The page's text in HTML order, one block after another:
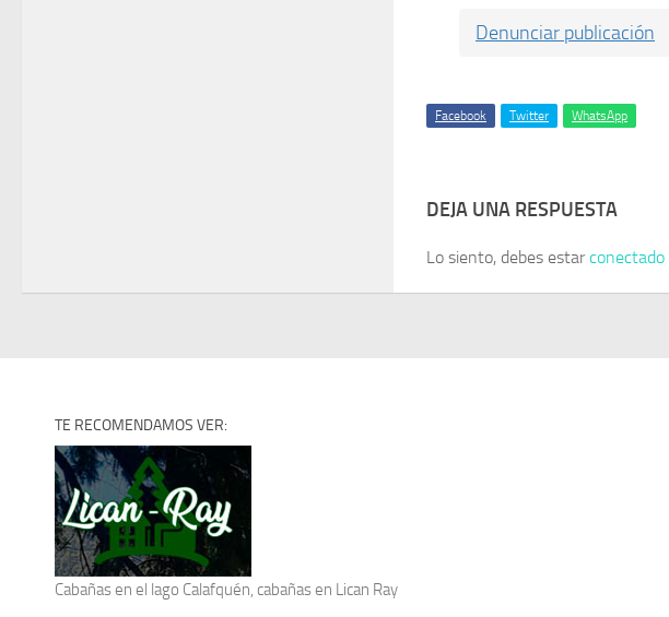
Denunciar publicación
Facebook Twitter WhatsApp
DEJA UNA RESPUESTA
Lo siento, debes estarconectado
TE RECOMENDAMOS VER:
Cabañas en el lago Calafquén, cabañas en Lican Ray